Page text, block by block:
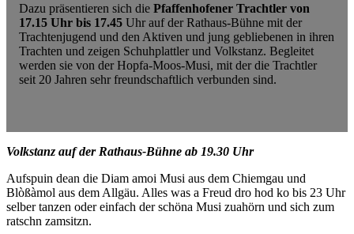
Dazu präsentieren sich die Pfaffenhofener Trachtler von
17.15 Uhr bis 17.45 Uhr auf der Rathaus-Bühne mit der
Trachtenjugend und den Aktiven und jung gebliebenen in ihren
Trachten und zeigen Schuhplattler und Volkstanz. Begleitet
werden sie von der Hopfa-Moos-Musi, mit der die Trachtler
seit 20 Jahren sehr freundschaftlich verbunden sind.
Volkstanz auf der Rathaus-Bühne ab 19.30 Uhr
Aufspuin dean die Diam amoi Musi aus dem Chiemgau und
Blòßàmol aus dem Allgäu. Alles was a Freud dro hod ko bis 23 Uhr
selber tanzen oder einfach der schöna Musi zuahörn und sich zum
ratschn zamsitzn.